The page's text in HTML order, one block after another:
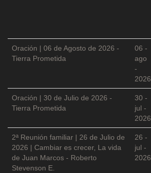
Oración | 06 de Agosto de 2026 -
Tierra Prometida
06 -
ago
-
2026
Oración | 30 de Julio de 2026 -
Tierra Prometida
30 -
jul -
2026
2ª Reunión familiar | 26 de Julio de
2026 | Cambiar es crecer, La vida
de Juan Marcos - Roberto
Stevenson E.
26 -
jul -
2026